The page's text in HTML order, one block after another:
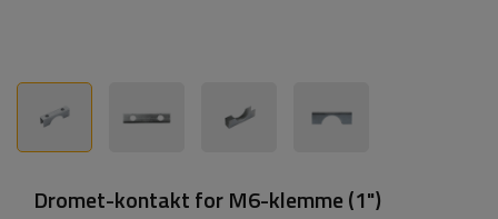
Dromet-kontakt for M6-klemme (1")